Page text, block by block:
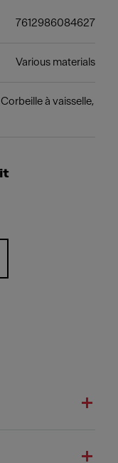
7612986084627
Various materials
à vaisselle,